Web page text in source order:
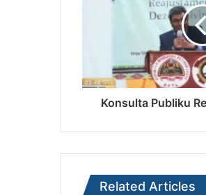
Konsulta Publiku
Related Articles